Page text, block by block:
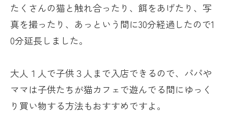
たくさんの猫と触れ合ったり、餌をあげたり、写
真を撮ったり、あっという間に30分経過したので1
0分延長しました。
大人１人で子供３人まで入店できるので、パパや
ママは子供たちが猫カフェで遊んでる間にゆっく
り買い物する方法もおすすめですよ。